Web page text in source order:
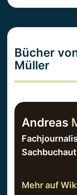
Bücher
Müller
Andreas
Mehr auf